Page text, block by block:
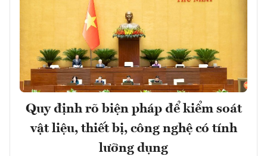
Quy định rõ biện pháp để kiểm soát
vật liệu, thiết bị, công nghệ có tính
lưỡng dụng